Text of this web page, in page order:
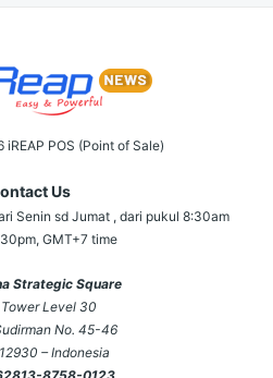
POS (Point of Sale)
Us
Senin sd Jumat , dari pukul 8:30am
GMT+7 time
Strategic Square
Level 30
No. 45-46
– Indonesia